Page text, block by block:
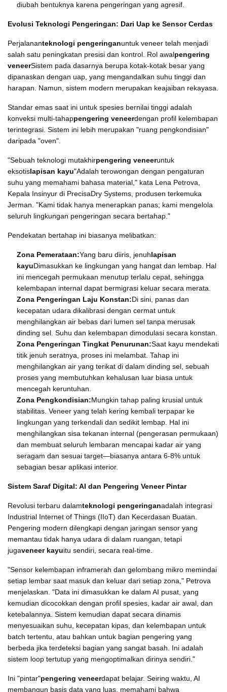
diubah bentuknya karena pengeringan yang agresif.
Evolusi Teknologi Pengeringan: Dari Uap ke Sensor Cerdas
Perjalananteknologi pengeringanuntuk veneer telah menjadi
salah satu peningkatan presisi dan kontrol. Rol awalpengering
veneerSistem pada dasarnya berupa kotak-kotak besar yang
dipanaskan dengan uap, yang mengandalkan suhu tinggi dan
harapan. Namun, sistem modern merupakan keajaiban rekayasa.
Standar emas saat ini untuk spesies bernilai tinggi adalah
konveksi multi-tahappengering veneerdengan profil kelembapan
terintegrasi. Sistem ini lebih merupakan "ruang pengkondisian"
daripada "oven".
"Sebuah teknologi mutakhirpengering veneeruntuk
eksotislapisan kayu"Adalah terowongan dengan pengaturan
suhu yang memahami bahasa material," kata Lena Petrova,
Kepala Insinyur di PrecisaDry Systems, produsen terkemuka
Jerman. "Kami tidak hanya menerapkan panas; kami mengelola
seluruh lingkungan pengeringan secara bertahap."
Pendekatan bertahap ini biasanya melibatkan:
Zona Pemerataan:Yang baru diiris, jenuhlapisan
kayuDimasukkan ke lingkungan yang hangat dan lembap. Hal
ini mencegah permukaan menutup terlalu cepat, sehingga
kelembapan internal dapat bermigrasi keluar secara merata.
Zona Pengeringan Laju Konstan:Di sini, panas dan
kecepatan udara dikalibrasi dengan cermat untuk
menghilangkan air bebas dari lumen sel tanpa merusak
dinding sel. Suhu dan kelembapan dimodulasi secara konstan.
Zona Pengeringan Tingkat Penurunan:Saat kayu mendekati
titik jenuh seratnya, proses ini melambat. Tahap ini
menghilangkan air yang terikat di dalam dinding sel, sebuah
proses yang membutuhkan kehalusan luar biasa untuk
mencegah keruntuhan.
Zona Pengkondisian:Mungkin tahap paling krusial untuk
stabilitas. Veneer yang telah kering kembali terpapar ke
lingkungan yang terkendali dan sedikit lembap. Hal ini
menghilangkan sisa tekanan internal (pengerasan permukaan)
dan membuat seluruh lembaran mencapai kadar air yang
seragam dan sesuai target—biasanya antara 6-8% untuk
sebagian besar aplikasi interior.
Sistem Saraf Digital: AI dan Pengering Veneer Pintar
Revolusi terbaru dalamteknologi pengeringanadalah integrasi
Industrial Internet of Things (IIoT) dan Kecerdasan Buatan.
Pengering modern dilengkapi dengan jaringan sensor yang
memantau tidak hanya udara di dalam ruangan, tetapi
jugaveneer kayuitu sendiri, secara real-time.
"Sensor kelembapan inframerah dan gelombang mikro memindai
setiap lembar saat masuk dan keluar dari setiap zona," Petrova
menjelaskan. "Data ini dimasukkan ke dalam AI pusat, yang
kemudian dicocokkan dengan profil spesies, kadar air awal, dan
ketebalannya. Sistem kemudian dapat secara dinamis
menyesuaikan suhu, kecepatan kipas, dan kelembapan untuk
batch tertentu, atau bahkan untuk bagian pengering yang
berbeda jika terdeteksi bagian yang sangat basah. Ini adalah
sistem loop tertutup yang mengoptimalkan dirinya sendiri."
Ini "pintar"pengering veneerdapat belajar. Seiring waktu, AI
membangun basis data yang luas, memahami bahwa